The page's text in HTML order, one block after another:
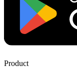
Product